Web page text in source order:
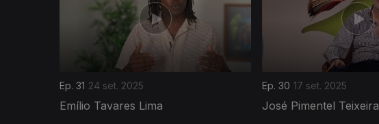
Ep. 31 24 set. 2025
Emílio Tavares Lima
Ep. 30 17 set. 2025
José Pimentel Teixeira